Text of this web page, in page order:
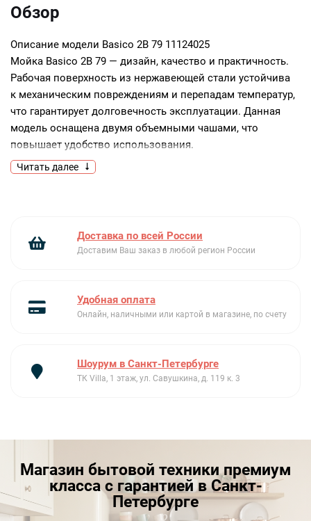
Обзор
Описание модели Basico 2B 79 11124025
Мойка Basico 2B 79 — дизайн, качество и практичность.
Рабочая поверхность из нержавеющей стали устойчива
к механическим повреждениям и перепадам температур,
что гарантирует долговечность эксплуатации. Данная
модель оснащена двумя объемными чашами, что
повышает удобство использования.
Ключевые преимущества:
Читать далее
Доставка по всей России
Доставим Ваш заказ в любой регион России
Удобная оплата
Онлайн, наличными или картой в магазине, по счету
Шоурум в Санкт-Петербурге
ТК Villa, 1 этаж, ул. Савушкина, д. 119 к. 3
Магазин бытовой техники премиум
класса с гарантией в Санкт-
Петербурге